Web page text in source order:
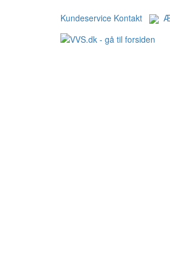
Kundeservice Kontakt